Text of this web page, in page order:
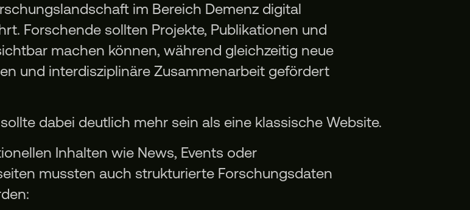
im Bereich Demenz digital
Forschende sollten Projekte, Publikationen und
machen können, während gleichzeitig neue
und interdisziplinäre Zusammenarbeit gefördert
dabei deutlich mehr sein als eine klassische Website.
Inhalten wie News, Events oder
mussten auch strukturierte Forschungsdaten